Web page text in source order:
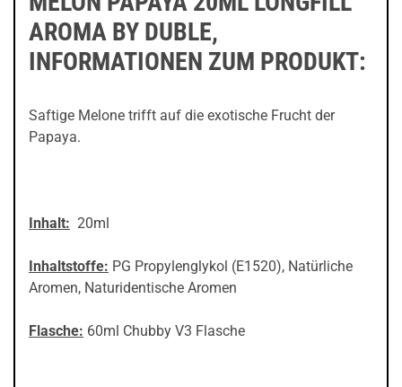
AROMA BY DUBLE,
INFORMATIONEN ZUM PRODUKT:
Saftige Melone trifft auf die exotische Frucht der
Papaya.
Inhalt: 20ml
Inhaltstoffe: PG Propylenglykol (E1520), Natürliche
Aromen, Naturidentische Aromen
Flasche: 60ml Chubby V3 Flasche